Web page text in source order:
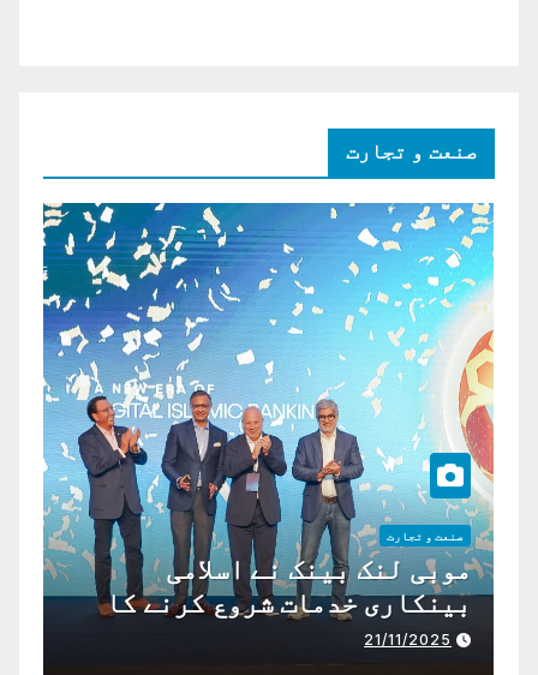
صنعت و تجارت
صنعت و تجارت
موبی لنک بینک نے اسلامی
بینکاری خدمات شروع کرنے کا
اعلان کیا ہے،
21/11/2025